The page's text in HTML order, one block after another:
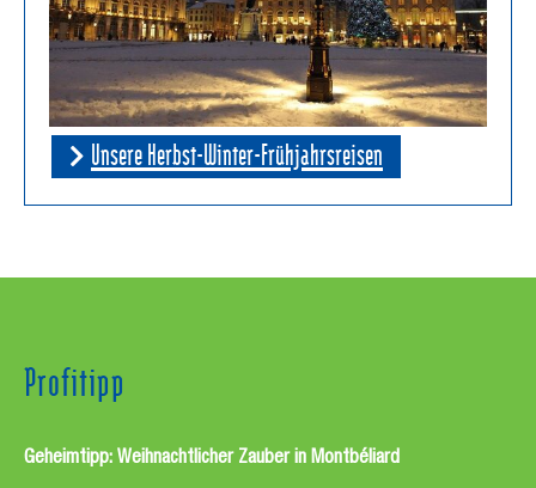
Unsere Herbst-Winter-Frühjahrsreisen
Profitipp
Geheimtipp: Weihnachtlicher Zauber in Montbéliard